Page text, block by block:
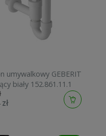
umywalkowy GEBERIT
biały 152.861.11.1